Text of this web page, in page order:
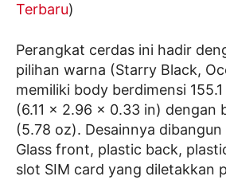
Terbaru)
Perangkat cerdas ini hadir
pilihan warna (Starry Black,
memiliki body berdimensi
(6.11 x 2.96 x 0.33 in) dengan
(5.78 oz). Desainnya
Glass front, plastic back,
slot SIM card yang diletakkan